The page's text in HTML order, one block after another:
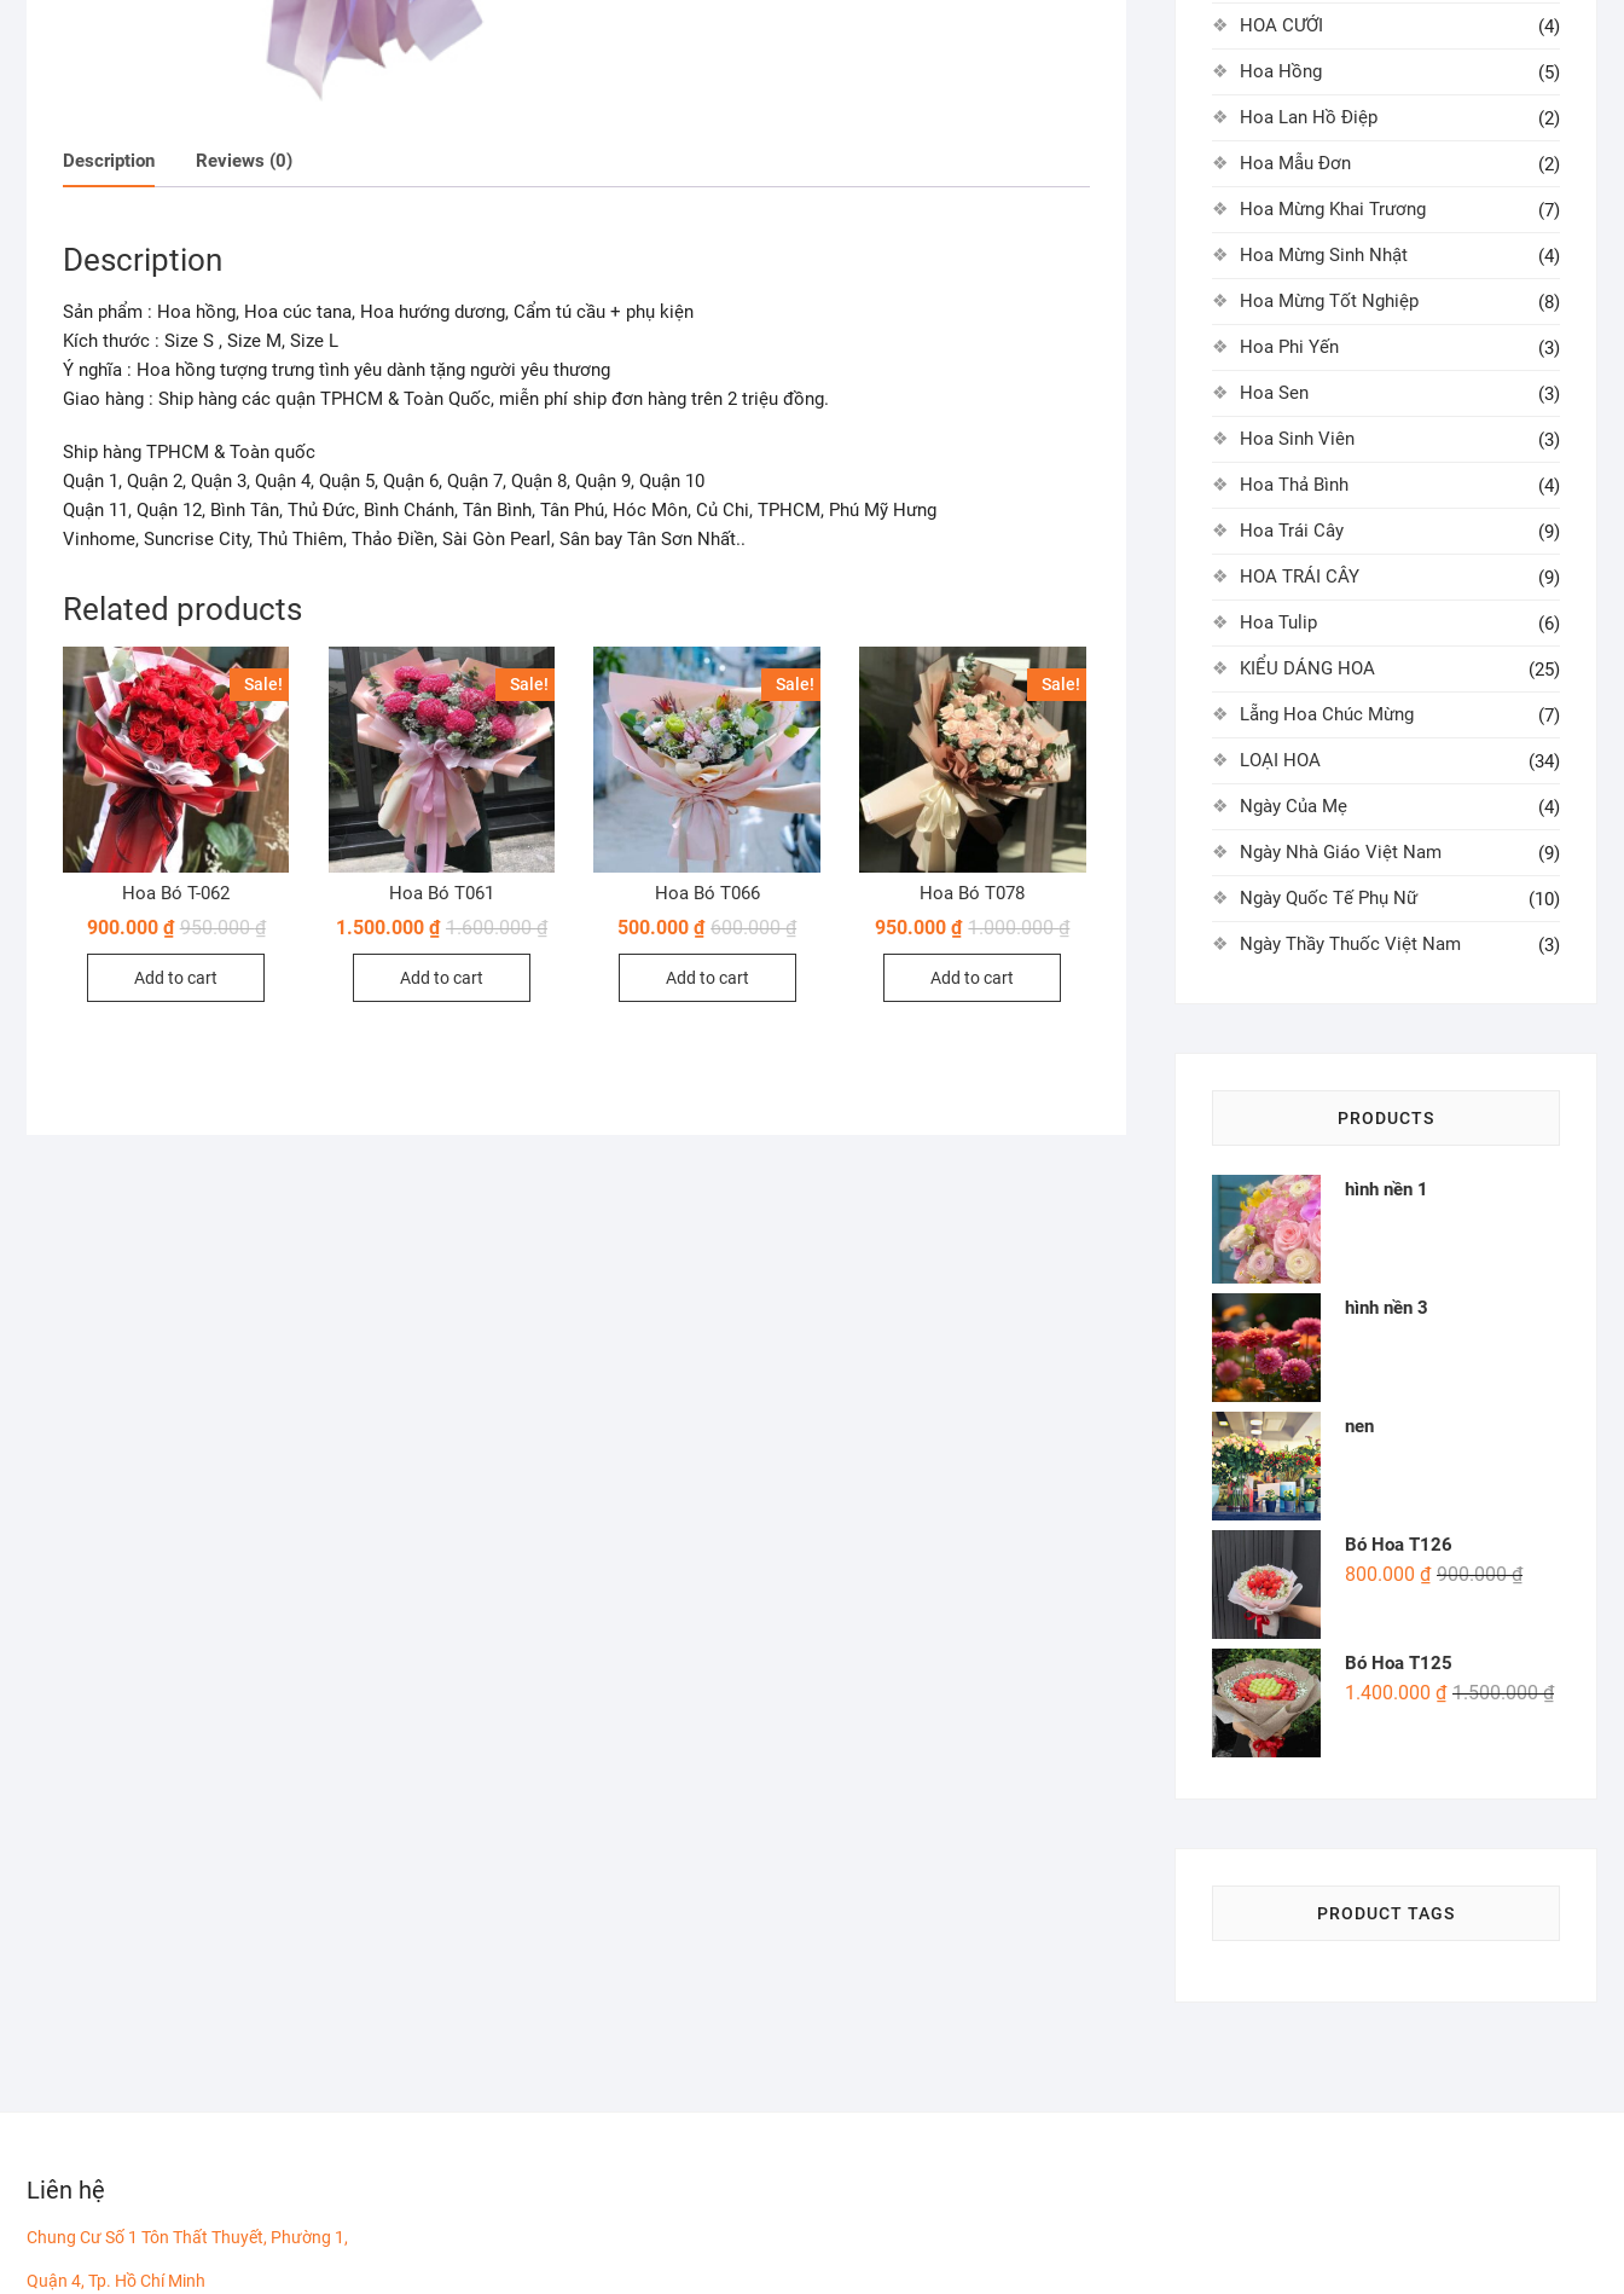
Description Reviews (0)
Description
Sản phẩm : Hoa hồng, Hoa cúc tana, Hoa hướng dương, Cẩm tú cầu + phụ kiện
Kích thước : Size S , Size M, Size L
Ý nghĩa : Hoa hồng tượng trưng tình yêu dành tặng người yêu thương
Giao hàng : Ship hàng các quận TPHCM & Toàn Quốc, miễn phí ship đơn hàng trên 2 triệu đồng.
Ship hàng TPHCM & Toàn quốc
Quận 1, Quận 2, Quận 3, Quận 4, Quận 5, Quận 6, Quận 7, Quận 8, Quận 9, Quận 10
Quận 11, Quận 12, Bình Tân, Thủ Đức, Bình Chánh, Tân Bình, Tân Phú, Hóc Môn, Củ Chi, TPHCM, Phú Mỹ Hưng
Vinhome, Suncrise City, Thủ Thiêm, Thảo Điền, Sài Gòn Pearl, Sân bay Tân Sơn Nhất..
Related products
Sale!
Hoa Bó T-062
950.000₫
900.000 ₫
Add to cart
Sale!
Hoa Bó T061
1.600.000₫
1.500.000 ₫
Add to cart
Sale!
Hoa Bó T066
600.000₫
500.000₫
Add to cart
Sale!
Hoa Bó T078
1.000.000₫
950.000₫
Add to cart
HOA CƯỚI (4)
Hoa Hồng (5)
Hoa Lan Hồ Điệp (2)
Hoa Mẫu Đơn (2)
Hoa Mừng Khai Trương (7)
Hoa Mừng Sinh Nhật (4)
Hoa Mừng Tốt Nghiệp (8)
Hoa Phi Yến (3)
Hoa Sen (3)
Hoa Sinh Viên (3)
Hoa Thả Bình (4)
Hoa Trái Cây (9)
HOA TRÁI CÂY (9)
Hoa Tulip (6)
KIỂU DÁNG HOA (25)
Lẵng Hoa Chúc Mừng (7)
LOẠI HOA (34)
Ngày Của Mẹ (4)
Ngày Nhà Giáo Việt Nam (9)
Ngày Quốc Tế Phụ Nữ (10)
Ngày Thầy Thuốc Việt Nam (3)
PRODUCTS
hình nền 1
hình nền 3
nen
Bó Hoa T126
900.000₫
800.000 ₫
Bó Hoa T125
1.500.000₫
1.400.000 ₫
PRODUCT TAGS
Liên hệ
Chung Cư Số 1 Tôn Thất Thuyết, Phường 1,
Quận 4, Tp. Hồ Chí Minh